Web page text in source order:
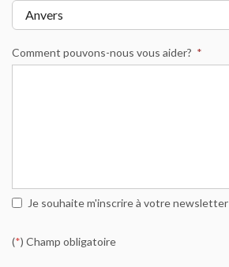
Comment pouvons-nous vous aider? *
Je souhaite m'inscrire à votre newsletter
(*) Champ obligatoire